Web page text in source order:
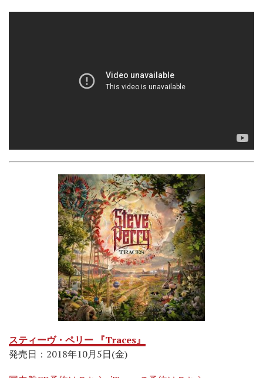
スティーヴ・ペリー 『Traces』
発売日：2018年10月5日(金)